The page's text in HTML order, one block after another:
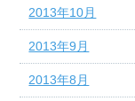
2013年10月
2013年9月
2013年8月